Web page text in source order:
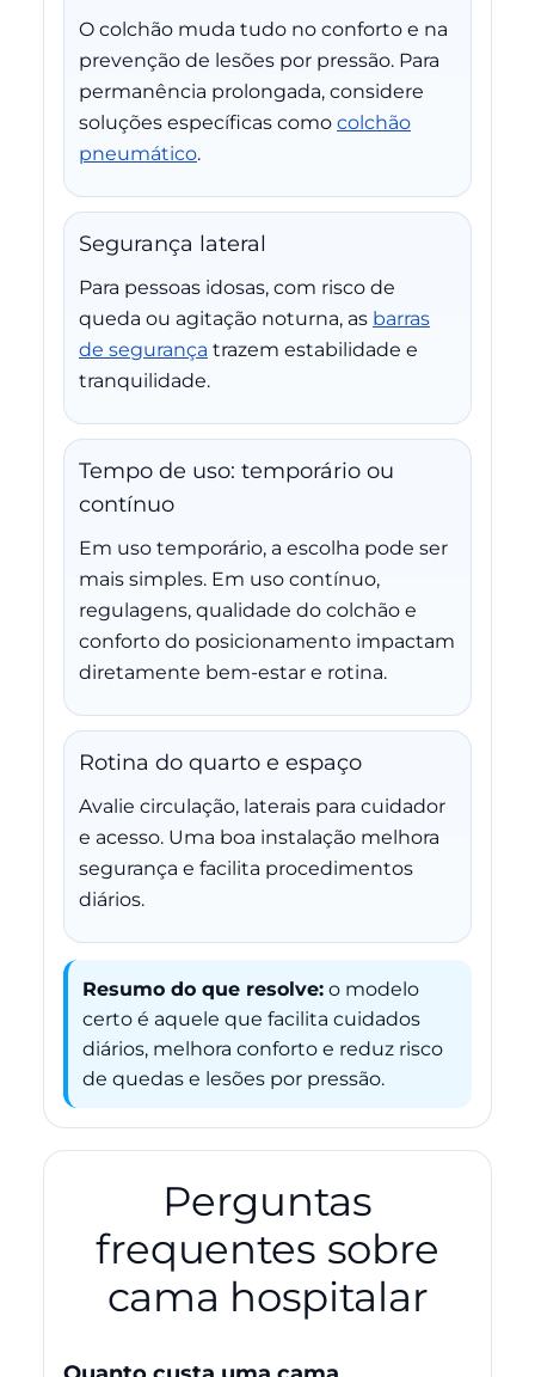
O colchão muda tudo no conforto e na
prevenção de lesões por pressão. Para
permanência prolongada, considere
soluções específicas como colchão
pneumático.
Segurança lateral
Para pessoas idosas, com risco de
queda ou agitação noturna, as barras
de segurança trazem estabilidade e
tranquilidade.
Tempo de uso: temporário ou
contínuo
Em uso temporário, a escolha pode ser
mais simples. Em uso contínuo,
regulagens, qualidade do colchão e
conforto do posicionamento impactam
diretamente bem-estar e rotina.
Rotina do quarto e espaço
Avalie circulação, laterais para cuidador
e acesso. Uma boa instalação melhora
segurança e facilita procedimentos
diários.
Resumo do que resolve: o modelo
certo é aquele que facilita cuidados
diários, melhora conforto e reduz risco
de quedas e lesões por pressão.
Perguntas
frequentes sobre
cama hospitalar